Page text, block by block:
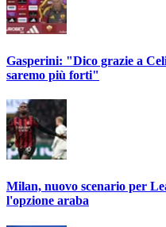
Gasperini: "Dico grazie a
saremo più forti"
Milan, nuovo scenario per
l'opzione araba